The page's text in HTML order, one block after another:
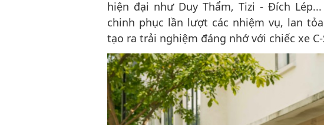
hiện đại như Duy Thẩm, Tizi - Đích
chinh phục lần lượt các nhiệm vụ, lan
tạo ra trải nghiệm đáng nhớ với chiếc xe